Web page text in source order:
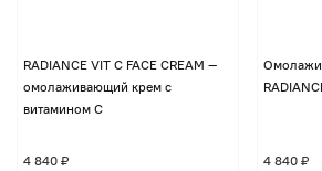
RADIANCE VIT C FACE CREAM —
омолаживающий крем с
витамином С
4 840 ₽ 4 840 ₽